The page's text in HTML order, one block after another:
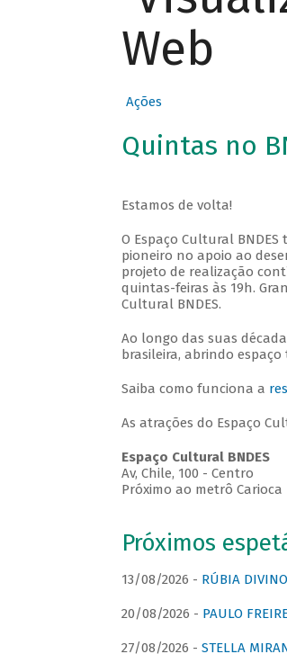
Web
Ações
Quintas no
Estamos de volta!
O Espaço Cultural
pioneiro no apoio ao
projeto de realização
quintas-feiras às 19h.
Cultural BNDES.
Ao longo das suas
brasileira, abrindo
Saiba como funciona a
As atrações do Espaço
Espaço Cultural BNDES
Av, Chile, 100 - Centro
Próximo ao metrô Carioca
Próximos
13/08/2026 - RÚBIA
20/08/2026 - PAULO
27/08/2026 - STELLA